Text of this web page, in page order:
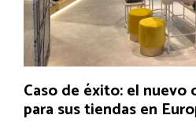
Caso de éxito: el nuevo
para sus tiendas en